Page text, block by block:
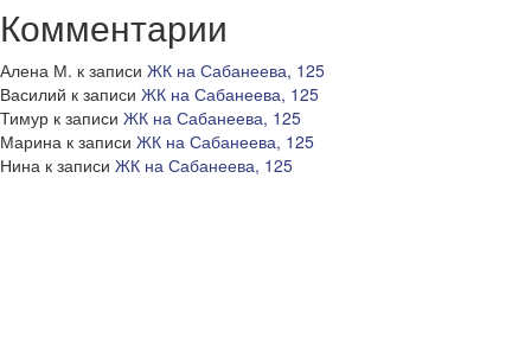
Комментарии
Алена М. к записи ЖК на Сабанеева, 125
Василий к записи ЖК на Сабанеева, 125
Тимур к записи ЖК на Сабанеева, 125
Марина к записи ЖК на Сабанеева, 125
Нина к записи ЖК на Сабанеева, 125